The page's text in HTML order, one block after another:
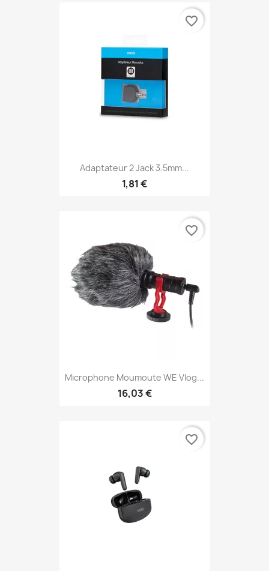
Adaptateur 2 Jack 3.5mm...
1,81 €
favorite_border
Microphone Moumoute WE Vlog...
16,03 €
favorite_border
favorite_border